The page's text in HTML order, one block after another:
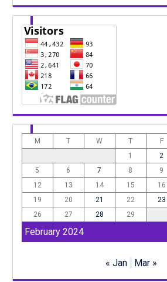
February 2024
M T W T F
1
2
5
6 7 8 9
12
13 14 15 16
19
20 21 22 23
26
27 28 29
« Jan Mar »